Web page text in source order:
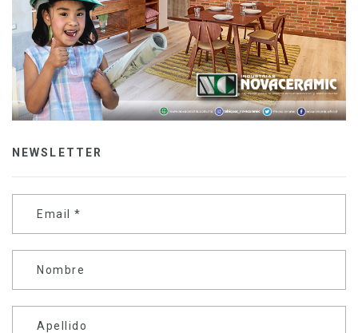
NEWSLETTER
Email *
Nombre
Apellido